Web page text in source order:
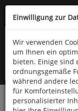
Kompletten Head
Startseite Bücher
Einwilligung zur
Wir verwenden
um Ihnen ein
bieten. Einige sind
ordnungsgemäße
während andere
für
personalisierter